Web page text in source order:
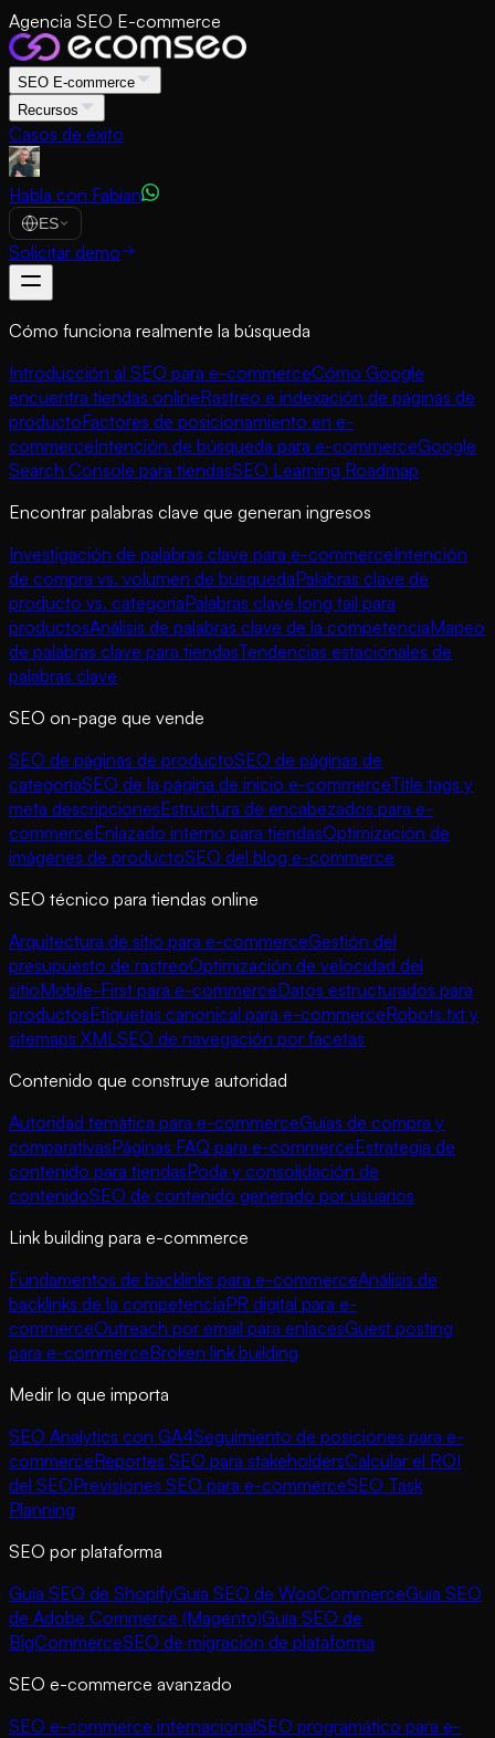
Agencia SEO E-commerce
SEO E-commerce
Recursos
Casos de éxito
Habla con Fabian
ES
Solicitar demo
Cómo funciona realmente la búsqueda
Introducción al SEO para e-commerceCómo Google
encuentra tiendas onlineRastreo e indexación de páginas de
productoFactores de posicionamiento en e-
commerceIntención de búsqueda para e-commerceGoogle
Search Console para tiendasSEO Learning Roadmap
Encontrar palabras clave que generan ingresos
Investigación de palabras clave para e-commerceIntención
de compra vs. volumen de búsquedaPalabras clave de
producto vs. categoríaPalabras clave long tail para
productosAnálisis de palabras clave de la competenciaMapeo
de palabras clave para tiendasTendencias estacionales de
palabras clave
SEO on-page que vende
SEO de páginas de productoSEO de páginas de
categoríaSEO de la página de inicio e-commerceTitle tags y
meta descripcionesEstructura de encabezados para e-
commerceEnlazado interno para tiendasOptimización de
imágenes de productoSEO del blog e-commerce
SEO técnico para tiendas online
Arquitectura de sitio para e-commerceGestión del
presupuesto de rastreoOptimización de velocidad del
sitioMobile-First para e-commerceDatos estructurados para
productosEtiquetas canonical para e-commerceRobots.txt y
sitemaps XMLSEO de navegación por facetas
Contenido que construye autoridad
Autoridad temática para e-commerceGuías de compra y
comparativasPáginas FAQ para e-commerceEstrategia de
contenido para tiendasPoda y consolidación de
contenidoSEO de contenido generado por usuarios
Link building para e-commerce
Fundamentos de backlinks para e-commerceAnálisis de
backlinks de la competenciaPR digital para e-
commerceOutreach por email para enlacesGuest posting
para e-commerceBroken link building
Medir lo que importa
SEO Analytics con GA4Seguimiento de posiciones para e-
commerceReportes SEO para stakeholdersCalcular el ROI
del SEOPrevisiones SEO para e-commerceSEO Task
Planning
SEO por plataforma
Guía SEO de ShopifyGuía SEO de WooCommerceGuía SEO
de Adobe Commerce (Magento)Guía SEO de
BigCommerceSEO de migración de plataforma
SEO e-commerce avanzado
SEO e-commerce internacionalSEO programático para e-